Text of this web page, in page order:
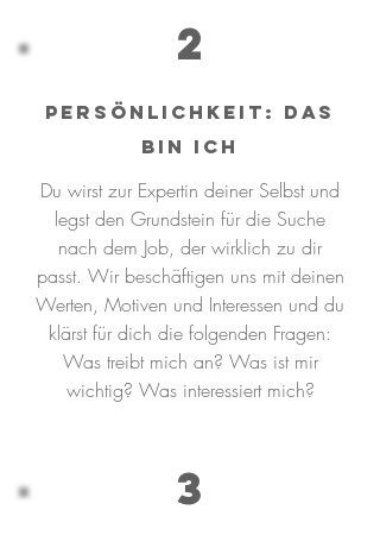
Persönlichkeit: DAS
BIN ICH
Du wirst zur Expertin deiner Selbst und
legst den Grundstein für die Suche
nach dem Job, der wirklich zu dir
passt. Wir beschäftigen uns mit deinen
Werten, Motiven und Interessen und du
klärst für dich die folgenden Fragen:
Was treibt mich an? Was ist mir
wichtig? Was interessiert mich?
2
3